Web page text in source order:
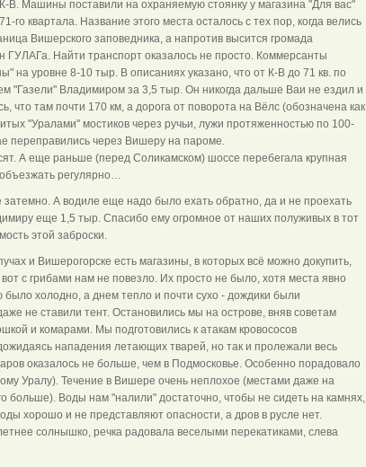
В. Машины поставили на охраняемую стоянку у магазина "Для вас"
го квартала. Название этого места осталось с тех пор, когда велись
Вишерского заповедника, а напротив высится громада
ГУЛАГа. Найти транспорт оказалось не просто. Коммерсанты
на уровне 8-10 тыр. В описаниях указано, что от К-В до 71 кв. по
"Газели" Владимиром за 3,5 тыр. Он никогда дальше Ваи не ездил и
что там почти 170 км, а дорога от поворота на Вёлс (обозначена как
"Уралами" мостиков через ручьи, лужи протяженностью по 100-
переправились через Вишеру на пароме.
А еще раньше (перед Соликамском) шоссе перебегала крупная
регулярно…
затемно. А водиле еще надо было ехать обратно, да и не проехать
еще 1,5 тыр. Спасибо ему огромное от наших полуживых в тот
этой заброски.
и Вишерогорске есть магазины, в которых всё можно докупить,
с грибами нам не повезло. Их просто не было, хотя места явно
холодно, а днем тепло и почти сухо - дождики были
не ставили тент. Остановились мы на острове, вняв советам
и комарами. Мы подготовились к атакам кровососов
нападения летающих тварей, но так и пролежали весь
оказалось не больше, чем в Подмосковье. Особенно порадовало
Уралу). Течение в Вишере очень неплохое (местами даже на
больше). Воды нам "налили" достаточно, чтобы не сидеть на камнях,
хорошо и не представляют опасности, а дров в русле нет.
солнышко, речка радовала веселыми перекатиками, слева